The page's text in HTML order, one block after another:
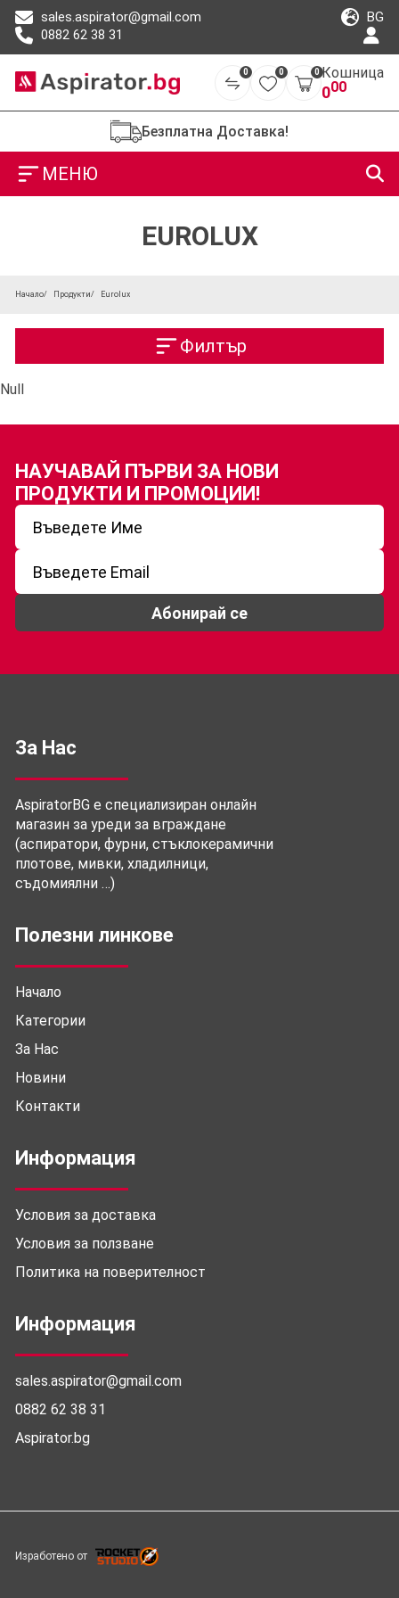
sales.aspirator@gmail.com
0882 62 38 31
BG
Безплатна Доставка!
0 0 0 Кошница
000
МЕНЮ
EUROLUX
Начало Продукти Eurolux
Филтър
Null
НАУЧАВАЙ ПЪРВИ ЗА НОВИ
ПРОДУКТИ И ПРОМОЦИИ!
Абонирай се
За Нас
AspiratorBG е специализиран онлайн
магазин за уреди за вграждане
(аспиратори, фурни, стъклокерамични
плотове, мивки, хладилници,
съдомиялни …)
Полезни линкове
Начало
Категории
За Нас
Новини
Контакти
Информация
Условия за доставка
Условия за ползване
Политика на поверителност
Информация
sales.aspirator@gmail.com
0882 62 38 31
Aspirator.bg
Изработено от